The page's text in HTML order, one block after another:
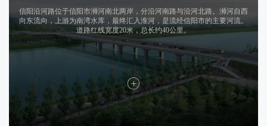
信阳沿河路位于信阳市浉河南北两岸，分沿河南路与沿河北路。浉河自西
向东流向，上游为南湾水库，最终汇入淮河，是流经信阳市的主要河流。
道路红线宽度20米，总长约40公里。